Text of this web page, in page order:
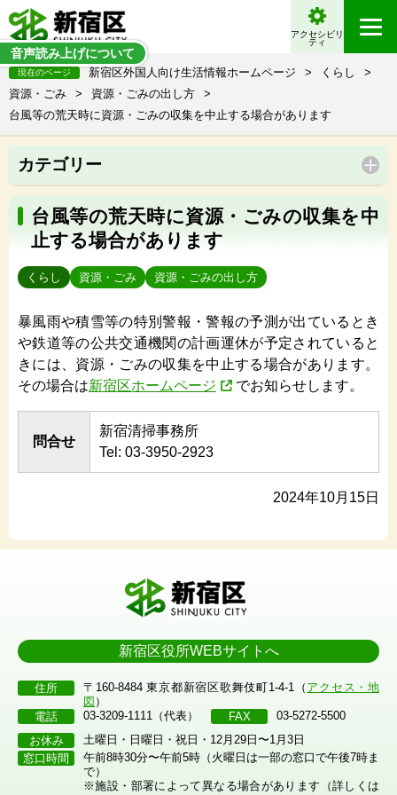
音声読み上げについて
アクセシビリ
ティ
現在のページ 新宿区外国人向け生活情報ホームページ > くらし
>
資源・ごみ
> 資源・ごみの出し方
>
台風等の荒天時に資源・ごみの収集を中止する場合があります
カテゴリー
台風等の荒天時に資源・ごみの収集を中
止する場合があります
くらし 資源・ごみ 資源・ごみの出し方
暴風雨や積雪等の特別警報・警報の予測が出ているとき
や鉄道等の公共交通機関の計画運休が予定されていると
きには、資源・ごみの収集を中止する場合があります。
その場合は新宿区ホームページ でお知らせします。
問合せ
新宿清掃事務所
Tel: 03-3950-2923
2024年10月15日
新宿区役所WEBサイトへ
住所 〒160-8484 東京都新宿区歌舞伎町1-4-1（ アクセス・地
図 ）
電話
03-3209-1111（代表） FAX
03-5272-5500
お休み
土曜日・日曜日・祝日・12月29日〜1月3日
窓口時間
午前8時30分〜午前5時（火曜日は一部の窓口で午後7時ま
で）
※施設・部署によって異なる場合があります（詳しくは